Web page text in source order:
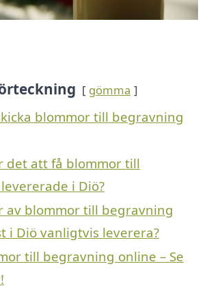
gömma
blommor till begravning
det att få blommor till
i Diö?
av blommor till begravning
i Diö vanligtvis leverera?
till begravning online – Se